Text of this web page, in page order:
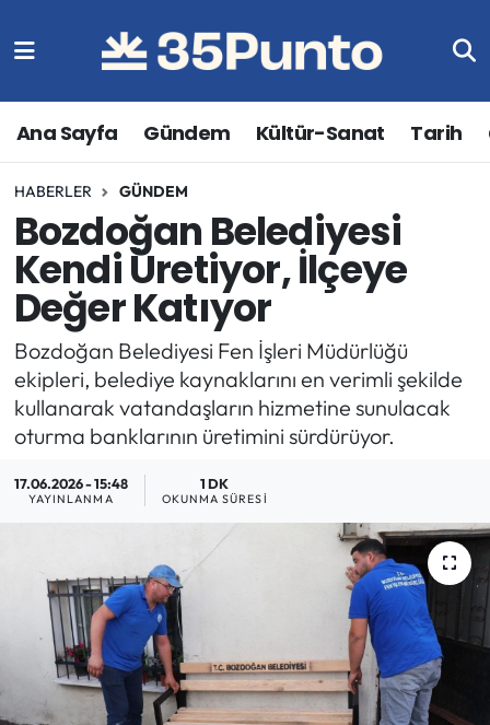
Ana Sayfa Gündem Kültür-Sanat Tarih
HABERLER GÜNDEM
Bozdoğan Belediyesi
Kendi Üretiyor, İlçeye
Değer Katıyor
Bozdoğan Belediyesi Fen İşleri Müdürlüğü
ekipleri, belediye kaynaklarını en verimli şekilde
kullanarak vatandaşların hizmetine sunulacak
oturma banklarının üretimini sürdürüyor.
17.06.2026 - 15:48
YAYINLANMA
1 DK
OKUNMA SÜRESI